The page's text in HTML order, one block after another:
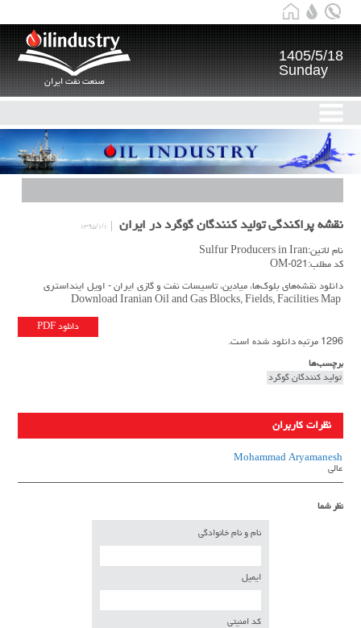
صنعت نفت ایران
1405/5/18
Sunday
نقشه پراکندگی تولید کنندگان گوگرد در ایران ۱۳۹۵/۱/۱
نام لاتین:Sulfur Producers in Iran
کد مطلب:OM-021
دانلود نقشه‌های بلوک‌ها، میادین، تاسیسات نفت و گازی ایران - اویل اینداستری
Download Iranian Oil and Gas Blocks, Fields, Facilities Map
دانلود PDF
1296 مرتبه دانلود شده است.
برچسب‌ها
تولید کنندگان گوگرد
نظرات کاربران
Mohammad Aryamanesh
عالی
نظر شما
نام و نام خانوادگی
ایمیل
کد امنیتی